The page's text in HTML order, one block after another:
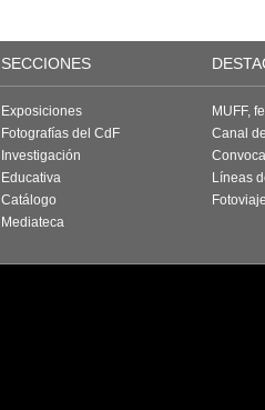
SECCIONES
Exposiciones
Fotografías del CdF
Investigación
Educativa
Catálogo
Mediateca
MUFF,
Canal
Líneas